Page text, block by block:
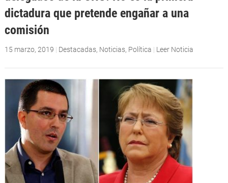
dictadura que pretende engañar a una
comisión
15 marzo, 2019 | Destacadas, Noticias, Política | Leer Noticia